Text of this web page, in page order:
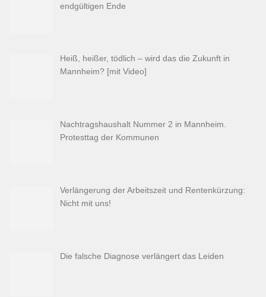
endgültigen Ende
Heiß, heißer, tödlich – wird das die Zukunft in
Mannheim? [mit Video]
Nachtragshaushalt Nummer 2 in Mannheim.
Protesttag der Kommunen
Verlängerung der Arbeitszeit und Rentenkürzung:
Nicht mit uns!
Die falsche Diagnose verlängert das Leiden